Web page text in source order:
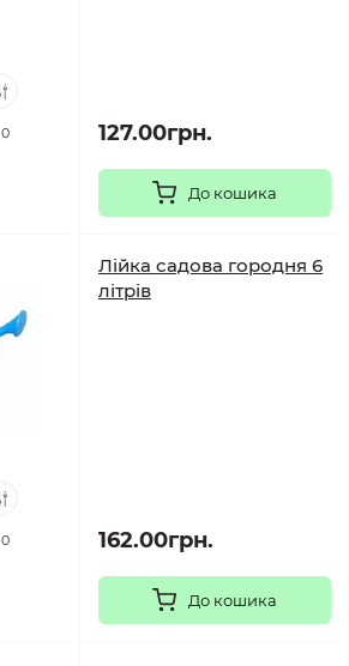
0 127.00грн.
До кошика
0
Лійка садова городня 6
літрів
162.00грн.
До кошика